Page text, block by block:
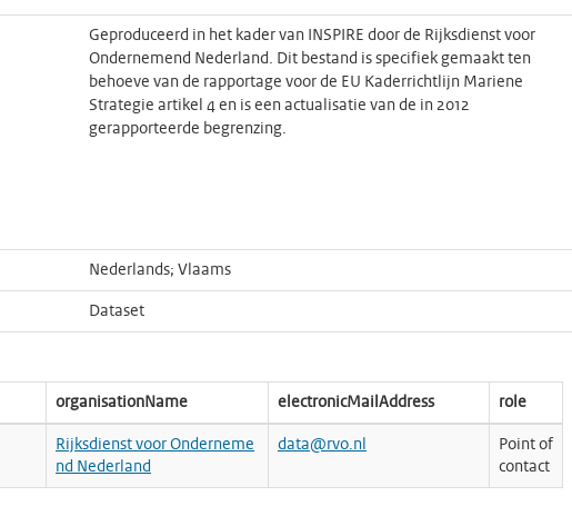
Geproduceerd in het kader van INSPIRE door de Rijksdienst voor
Ondernemend Nederland. Dit bestand is specifiek gemaakt ten
behoeve van de rapportage voor de EU Kaderrichtlijn Mariene
Strategie artikel 4 en is een actualisatie van de in 2012
gerapporteerde begrenzing.
Nederlands; Vlaams
Dataset
organisationName electronicMailAddress role
Rijksdienst voor Onderneme
nd Nederland
data@rvo.nl
Point of
contact